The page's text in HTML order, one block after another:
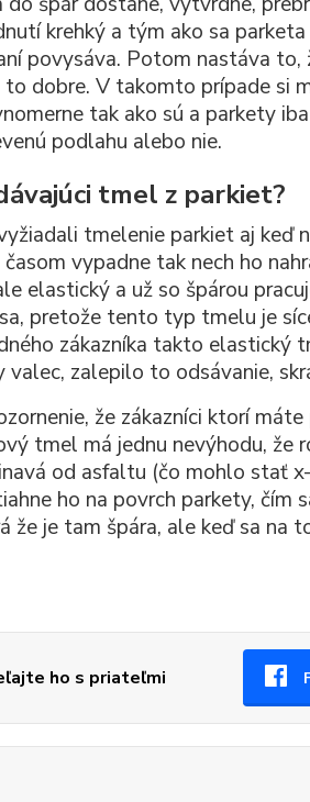
krehký a tým ako sa
povysáva. Potom nastáva
to dobre. V takomto prípade si
tak ako sú a parkety
podlahu alebo nie.
tmel z parkiet?
tmelenie parkiet aj
vypadne tak nech ho
elastický a už so špárou
pretože tento typ tmelu je
zákazníka takto
valec, zalepilo to odsávanie,
že zákazníci ktorí
tmel má jednu nevýhodu, že
od asfaltu (čo mohlo stať
ho na povrch parkety, čím
že je tam špára, ale keď sa na
ho s priateľmi